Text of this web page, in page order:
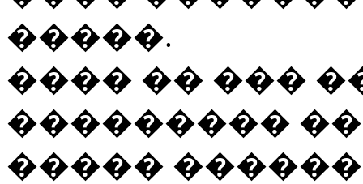
�����.
���� �� ���
���������
�����